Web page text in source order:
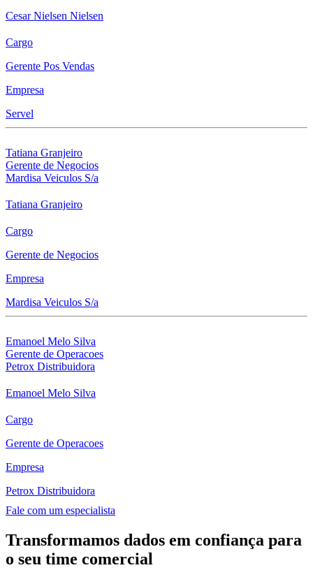
Cesar Nielsen Nielsen
Cargo
Gerente Pos Vendas
Empresa
Servel
Tatiana Granjeiro
Gerente de Negocios
Mardisa Veiculos S/a
Tatiana Granjeiro
Cargo
Gerente de Negocios
Empresa
Mardisa Veiculos S/a
Emanoel Melo Silva
Gerente de Operacoes
Petrox Distribuidora
Emanoel Melo Silva
Cargo
Gerente de Operacoes
Empresa
Petrox Distribuidora
Fale com um especialista
Transformamos dados em confiança para
o seu time comercial